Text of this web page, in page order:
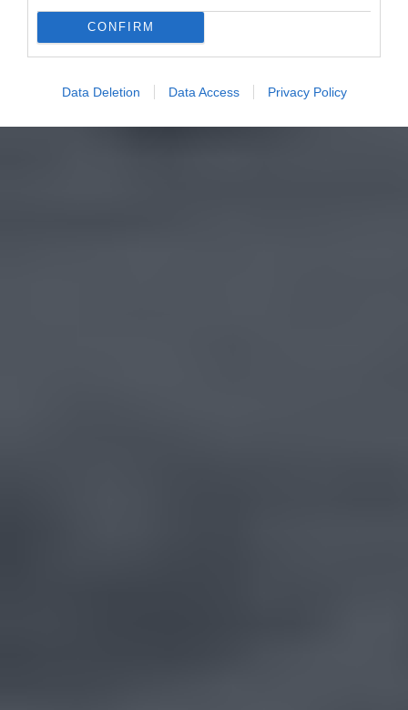
CONFIRM
Data Deletion Data Access Privacy Policy